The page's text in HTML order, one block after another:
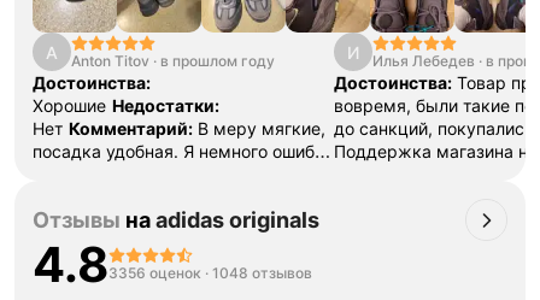
A Anton Titov · в прошлом году
Достоинства:
Хорошие Недостатки:
Нет Комментарий: В меру мягкие,
посадка удобная. Я немного ошибся
И Илья Лебедев · в
Достоинства: Товар
вовремя, были такие
до санкций,
Поддержка магазина
Отзывы наadidas originals
4.83356 оценок · 1048 отзывов